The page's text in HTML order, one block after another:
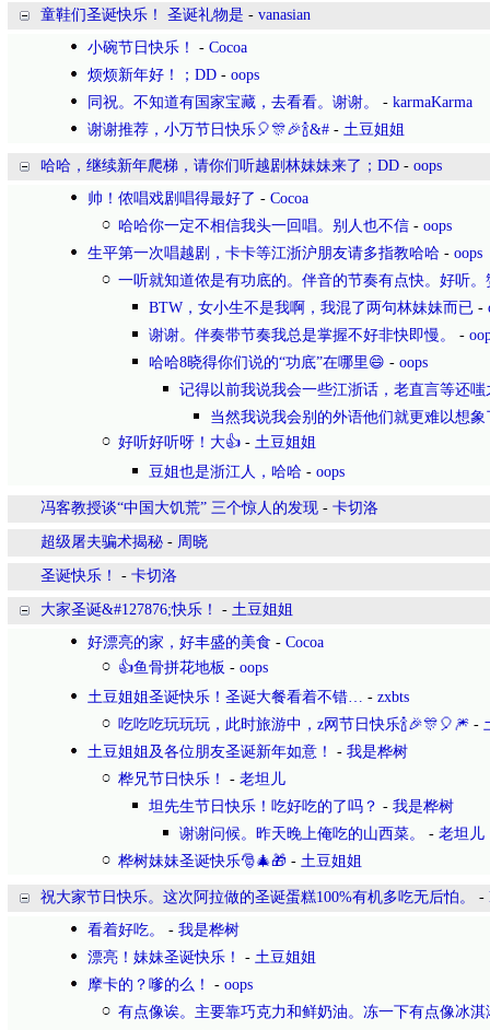
童鞋们圣诞快乐！ 圣诞礼物是 - vanasian
小碗节日快乐！
- Cocoa
烦烦新年好！；DD - oops
同祝。不知道有国家宝藏，去看看。谢谢。
- karmaKarma
谢谢推荐，小万节日快乐🎈🎊🎉🍾&# - 土豆姐姐
哈哈，继续新年爬梯，请你们听越剧林妹妹来了；DD - oops
帅！侬唱戏剧唱得最好了 - Cocoa
哈哈你一定不相信我头一回唱。别人也不信 - oops
生平第一次唱越剧，卡卡等江浙沪朋友请多指教哈哈 - oops
一听就知道侬是有功底的。伴音的节奏有点快。好听。
BTW，女小生不是我啊，我混了两句林妹妹而已 -
谢谢。伴奏带节奏我总是掌握不好非快即慢。
-
哈哈8晓得你们说的“功底”在哪里😄 - oops
记得以前我说我会一些江浙话，老直言等还嗤
当然我说我会别的外语他们就更难以想象
好听好听呀！大👍 - 土豆姐姐
豆姐也是浙江人，哈哈 - oops
冯客教授谈“中国大饥荒” 三个惊人的发现 - 卡切洛
超级屠夫骗术揭秘 - 周晓
圣诞快乐！ - 卡切洛
大家圣诞&#127876;快乐！ - 土豆姐姐
好漂亮的家，好丰盛的美食 - Cocoa
👍鱼骨拼花地板 - oops
土豆姐姐圣诞快乐！圣诞大餐看着不错… - zxbts
吃吃吃玩玩玩，此时旅游中，z网节日快乐🍾🎉🎊🎈🎆 -
土豆姐姐及各位朋友圣诞新年如意！
- 我是桦树
桦兄节日快乐！
- 老坦儿
坦先生节日快乐！吃好吃的了吗？ - 我是桦树
谢谢问候。昨天晚上俺吃的山西菜。
- 老坦儿
桦树妹妹圣诞快乐🎅🎄🎁 - 土豆姐姐
祝大家节日快乐。这次阿拉做的圣诞蛋糕100%有机多吃无后怕。 -
看着好吃。
- 我是桦树
漂亮！妹妹圣诞快乐！
- 土豆姐姐
摩卡的？嗲的么！
- oops
有点像诶。主要靠巧克力和鲜奶油。冻一下有点像冰淇